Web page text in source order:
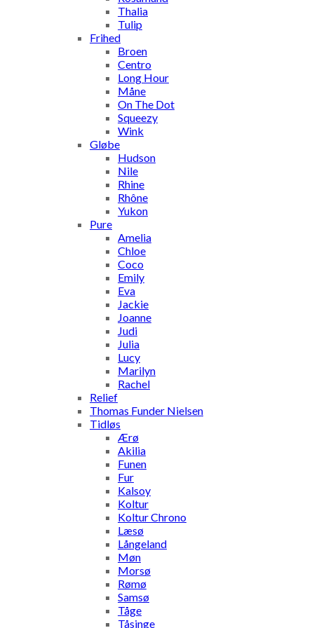
Thalia
Tulip
Frihed
Broen
Centro
Long Hour
Måne
On The Dot
Squeezy
Wink
Gløbe
Hudson
Nile
Rhine
Rhône
Yukon
Pure
Amelia
Chloe
Coco
Emily
Eva
Jackie
Joanne
Judi
Julia
Lucy
Marilyn
Rachel
Relief
Thomas Funder Nielsen
Tidløs
Ærø
Akilia
Funen
Fur
Kalsoy
Koltur
Koltur Chrono
Læsø
Långeland
Møn
Morsø
Rømø
Samsø
Tåge
Tåsinge